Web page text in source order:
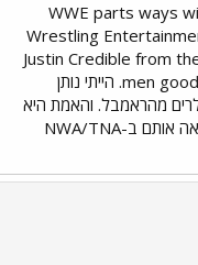
WWE parts ways
Wrestling
Justin Credible from
men good luck in their future endeavours. הייתי נותן
מהראמבל. והאמת היא
שחבל על שניהם,אבל אני כמובן שרואה אותם ב-NWA/TNA